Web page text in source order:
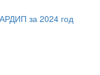
за 2024 год